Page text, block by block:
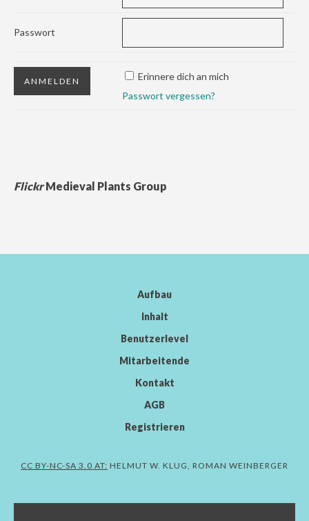
Passwort
Erinnere dich an mich
Passwort vergessen?
FlickrMedieval Plants Group
Aufbau
Inhalt
Benutzerlevel
Mitarbeitende
Kontakt
AGB
Registrieren
CC BY-NC-SA 3.0 AT: HELMUT W. KLUG, ROMAN WEINBERGER